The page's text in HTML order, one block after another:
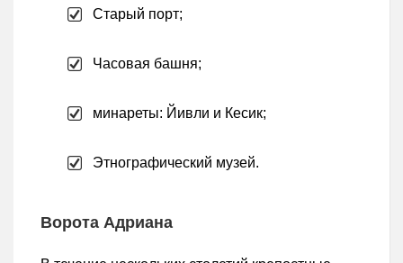
Старый порт;
Часовая башня;
минареты: Йивли и Кесик;
Этнографический музей.
Ворота Адриана